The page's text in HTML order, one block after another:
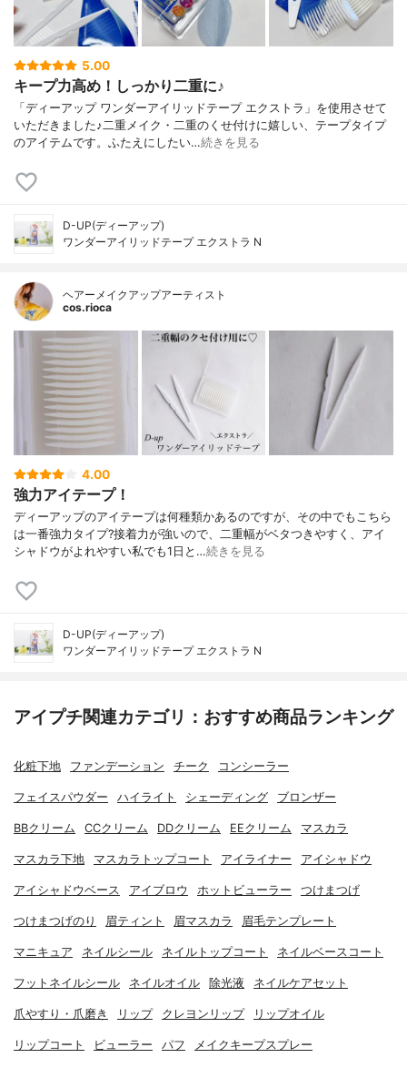
5.00
キープ力高め！しっかり二重に♪
「ディーアップ ワンダーアイリッドテープ エクストラ」を使用させて
いただきました♪二重メイク・二重のくせ付けに嬉しい、テープタイプ
のアイテムです。ふたえにしたい…続きを見る
D-UP(ディーアップ)
ワンダーアイリッドテープ エクストラ N
ヘアーメイクアップアーティスト
cos.rioca
4.00
強力アイテープ！
ディーアップのアイテープは何種類かあるのですが、その中でもこちら
は一番強力タイプ?接着力が強いので、二重幅がベタつきやすく、アイ
シャドウがよれやすい私でも1日と…続きを見る
D-UP(ディーアップ)
ワンダーアイリッドテープ エクストラ N
アイプチ関連カテゴリ：おすすめ商品ランキング
化粧下地 ファンデーション チーク コンシーラー
フェイスパウダー ハイライト シェーディング ブロンザー
BBクリーム CCクリーム DDクリーム EEクリーム マスカラ
マスカラ下地 マスカラトップコート アイライナー アイシャドウ
アイシャドウベース アイブロウ ホットビューラー つけまつげ
つけまつげのり 眉ティント 眉マスカラ 眉毛テンプレート
マニキュア ネイルシール ネイルトップコート ネイルベースコート
フットネイルシール ネイルオイル 除光液 ネイルケアセット
爪やすり・爪磨き リップ クレヨンリップ リップオイル
リップコート ビューラー パフ メイクキープスプレー